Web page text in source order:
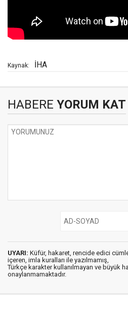
Kaynak: İHA
HABERE YORUM KAT
UYARI: Küfür, hakaret, rencide edici
içeren, imla kuralları ile yazılmamış,
Türkçe karakter kullanılmayan ve büyük
onaylanmamaktadır.